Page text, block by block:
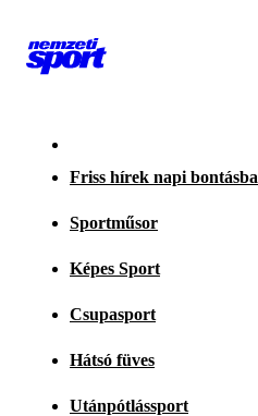
Friss hírek napi
Sportműsor
Képes Sport
Csupasport
Hátsó füves
Utánpótlássport